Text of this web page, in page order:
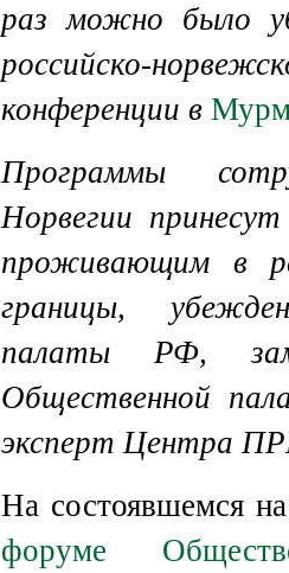
раз можно было
российско-
конференции в
Программы
Норвегии
проживающим в
границы,
палаты РФ,
Общественной
эксперт Центра
На состоявшемся
форуме